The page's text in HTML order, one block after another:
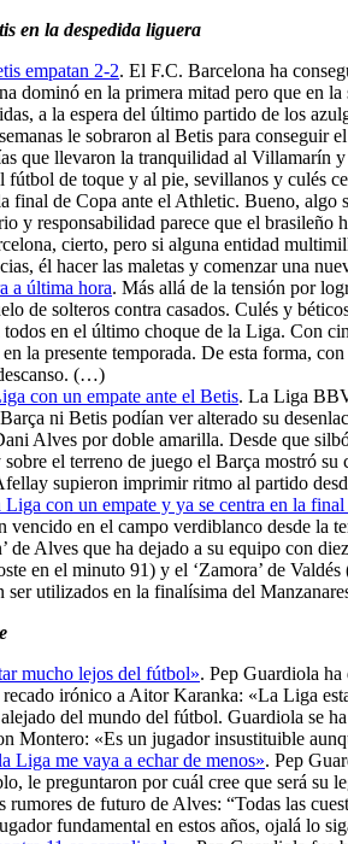
en la despedida liguera
empatan 2-2. El F.C. Barcelona ha
dominó en la primera mitad pero que en
a la espera del último partido de los
le sobraron al Betis para conseguir
que llevaron la tranquilidad al
de toque y al pie, sevillanos y culés
final de Copa ante el Athletic. Bueno,
y responsabilidad parece que el brasileño
cierto, pero si alguna entidad
él hacer las maletas y comenzar una
a última hora. Más allá de la tensión por
de solteros contra casados. Culés y
en el último choque de la Liga. Con
la presente temporada. De esta forma,
(…)
con un empate ante el Betis. La Liga
ni Betis podían ver alterado su
Alves por doble amarilla. Desde que
el terreno de juego el Barça mostró
supieron imprimir ritmo al partido
con un empate y ya se centra en la final
vencido en el campo verdiblanco desde la
de Alves que ha dejado a su equipo con
en el minuto 91) y el ‘Zamora’ de
ser utilizados en la finalísima del
mucho lejos del fútbol». Pep Guardiola
irónico a Aitor Karanka: «La Liga
del mundo del fútbol. Guardiola se
Montero: «Es un jugador insustituible
Liga me vaya a echar de menos». Pep
le preguntaron por cuál cree que será
rumores de futuro de Alves: “Todas las
fundamental en estos años, ojalá lo